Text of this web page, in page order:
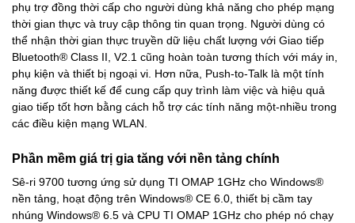
phụ trợ đồng thời cấp cho người dùng khả năng cho phép mạng
thời gian thực và truy cập thông tin quan trọng. Người dùng có
thể nhận thời gian thực truyền dữ liệu chất lượng với Giao tiếp
Bluetooth® Class II, V2.1 cũng hoàn toàn tương thích với máy in,
phụ kiện và thiết bị ngoại vi. Hơn nữa, Push-to-Talk là một tính
năng được thiết kế để cung cấp quy trình làm việc và hiệu quả
giao tiếp tốt hơn bằng cách hỗ trợ các tính năng một-nhiều trong
các điều kiện mạng WLAN.
Phần mềm giá trị gia tăng với nền tảng chính
Sê-ri 9700 tương ứng sử dụng TI OMAP 1GHz cho Windows®
nền tảng, hoạt động trên Windows® CE 6.0, thiết bị cầm tay
nhúng Windows® 6.5 và CPU TI OMAP 1GHz cho phép nó chạy